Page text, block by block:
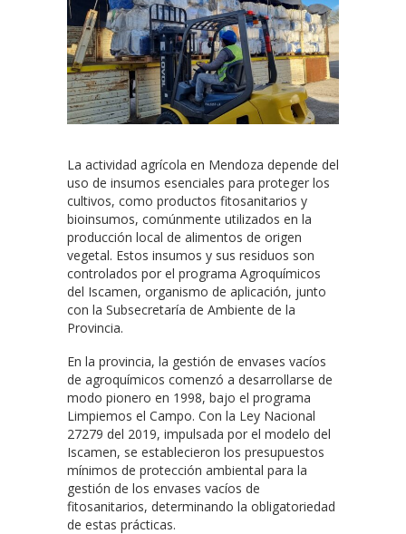
La actividad agrícola en Mendoza depende del
uso de insumos esenciales para proteger los
cultivos, como productos fitosanitarios y
bioinsumos, comúnmente utilizados en la
producción local de alimentos de origen
vegetal. Estos insumos y sus residuos son
controlados por el programa Agroquímicos
del Iscamen, organismo de aplicación, junto
con la Subsecretaría de Ambiente de la
Provincia.
En la provincia, la gestión de envases vacíos
de agroquímicos comenzó a desarrollarse de
modo pionero en 1998, bajo el programa
Limpiemos el Campo. Con la Ley Nacional
27279 del 2019, impulsada por el modelo del
Iscamen, se establecieron los presupuestos
mínimos de protección ambiental para la
gestión de los envases vacíos de
fitosanitarios, determinando la obligatoriedad
de estas prácticas.